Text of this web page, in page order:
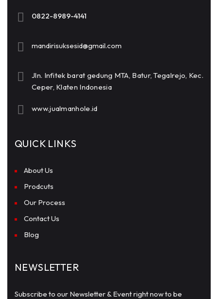
0822-8989-4141
mandirisuksesid@gmail.com
Jln. Infitek barat gedung MTA, Batur, Tegalrejo, Kec.
Ceper, Klaten Indonesia
www.jualmanhole.id
QUICK LINKS
About Us
Prodcuts
Our Process
Contact Us
Blog
NEWSLETTER
Subscribe to our Newsletter & Event right now to be